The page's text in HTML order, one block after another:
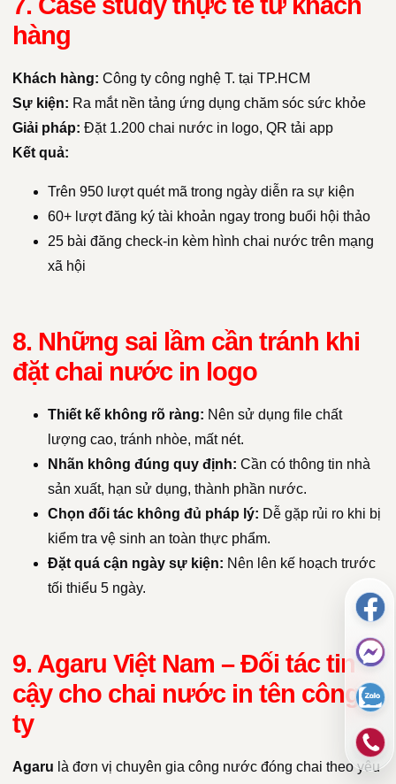
hàng
Khách hàng: Công ty công nghệ T. tại TP.HCM
Sự kiện: Ra mắt nền tảng ứng dụng chăm sóc sức khỏe
Giải pháp: Đặt 1.200 chai nước in logo, QR tải app
Kết quả:
Trên 950 lượt quét mã trong ngày diễn ra sự kiện
60+ lượt đăng ký tài khoản ngay trong buổi hội thảo
25 bài đăng check-in kèm hình chai nước trên mạng
xã hội
8. Những sai lầm cần tránh khi
đặt chai nước in logo
Thiết kế không rõ ràng: Nên sử dụng file chất
lượng cao, tránh nhòe, mất nét.
Nhãn không đúng quy định: Cần có thông tin nhà
sản xuất, hạn sử dụng, thành phần nước.
Chọn đối tác không đủ pháp lý: Dễ gặp rủi ro khi bị
kiểm tra vệ sinh an toàn thực phẩm.
Đặt quá cận ngày sự kiện: Nên lên kế hoạch trước
tối thiểu 5 ngày.
9. Agaru Việt Nam – Đối tác tin
cậy cho chai nước in tên công
ty
Agaru là đơn vị chuyên gia công nước đóng chai theo yêu